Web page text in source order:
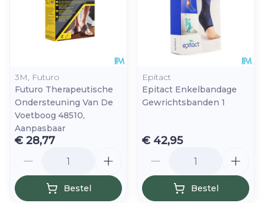
3M, Futuro
Futuro Therapeutische
Ondersteuning Van De
Voetboog 48510,
Aanpasbaar
€ 28,77
Bestel
Epitact
Epitact Enkelbandage
Gewrichtsbanden 1
€ 42,95
Bestel